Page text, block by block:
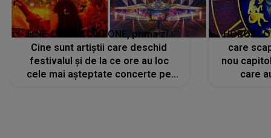
LINE-UP UNTOLD ONE, prima zi.
Cine sunt artiștii care deschid
festivalul și de la ce ore au loc
cele mai așteptate concerte pe
care
nou
care